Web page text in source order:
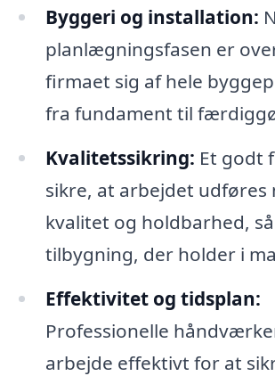
Byggeri og installation:
planlægningsfasen er
firmaet sig af hele
fra fundament til
Kvalitetssikring: Et godt
sikre, at arbejdet udføres
kvalitet og holdbarhed,
tilbygning, der holder i
Effektivitet og tidsplan:
Professionelle
arbejde effektivt for at